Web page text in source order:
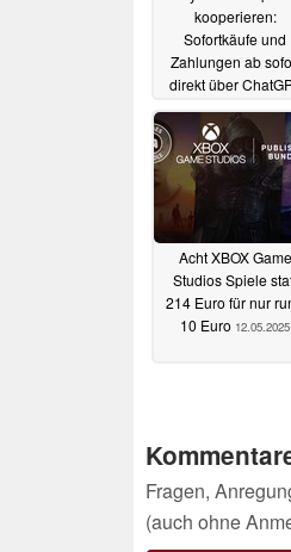
kooperieren:
Sofortkäufe und
Zahlungen ab
direkt über
29.10.2025
Acht XBOX Game
Studios Spiele
214 Euro für nur
10 Euro 12.05.2025
Fragen,
(auch ohne